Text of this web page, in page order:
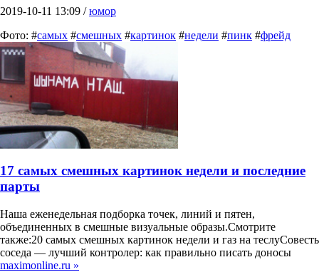
2019-10-11 13:09 /юмор
Фото: #самых #смешных #картинок #недели #пинк #фрейд
17 самых смешных картинок недели и последние
парты
Наша еженедельная подборка точек, линий и пятен,
объединенных в смешные визуальные образы.Смотрите
также:20 самых смешных картинок недели и газ на теслуСовесть
соседа — лучший контролер: как правильно писать доносы
maximonline.ru »